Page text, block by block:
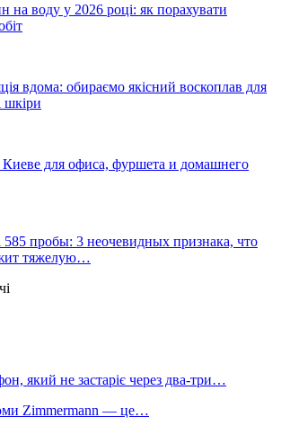
на воду у 2026 році: як порахувати
вдома: обираємо якісний воскоплав для
шкіри
Киеве для офиса, фуршета и домашнего
585 пробы: 3 неочевидных признака, что
тяжелую…
який не застаріє через два-три…
Zimmermann — це…